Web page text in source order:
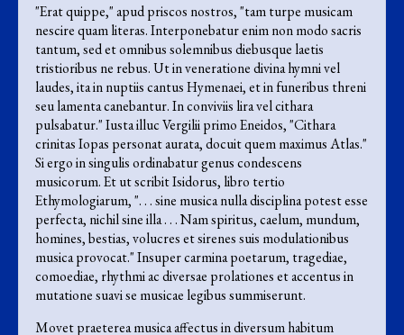
"Erat quippe," apud priscos nostros, "tam turpe musicam
nescire quam literas. Interponebatur enim non modo sacris
tantum, sed et omnibus solemnibus diebusque laetis
tristioribus ne rebus. Ut in veneratione divina hymni vel
laudes, ita in nuptiis cantus Hymenaei, et in funeribus threni
seu lamenta canebantur. In conviviis lira vel cithara
pulsabatur." Iusta illuc Vergilii primo Eneidos, "Cithara
crinitas Iopas personat aurata, docuit quem maximus Atlas."
Si ergo in singulis ordinabatur genus condescens
musicorum. Et ut scribit Isidorus, libro tertio
Ethymologiarum, ". . . sine musica nulla disciplina potest esse
perfecta, nichil sine illa . . . Nam spiritus, caelum, mundum,
homines, bestias, volucres et sirenes suis modulationibus
musica provocat." Insuper carmina poetarum, tragediae,
comoediae, rhythmi ac diversae prolationes et accentus in
mutatione suavi se musicae legibus summiserunt.
Movet praeterea musica affectus in diversum habitum